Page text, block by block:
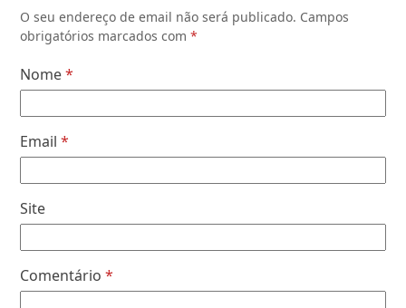
O seu endereço de email não será publicado. Campos
obrigatórios marcados com*
Nome*
Email*
Site
Comentário*